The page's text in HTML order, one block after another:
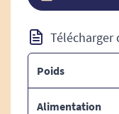
Une
L'ensemble
l'abattant sont
Télécharger
Poids
Alimentation